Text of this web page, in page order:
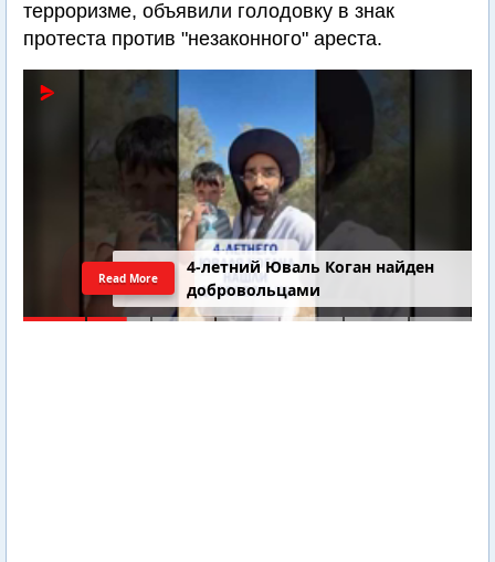
терроризме, объявили голодовку в знак
протеста против "незаконного" ареста.
4-летний Юваль Коган найден
добровольцами
Read More